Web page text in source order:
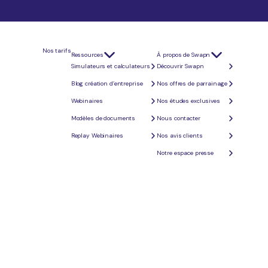
Nos tarifs
Ressources
Simulateurs et calculateurs
Blog création d’entreprise
Webinaires
Modèles de documents
Replay Webinaires
À propos de Swapn
Découvrir Swapn
Nos offres de parrainage
Nos études exclusives
Nous contacter
Nos avis clients
Notre espace presse
évaluer votre projet.
de la banque.
1 223 € au lieu de 1 166 €.
la mensualité.